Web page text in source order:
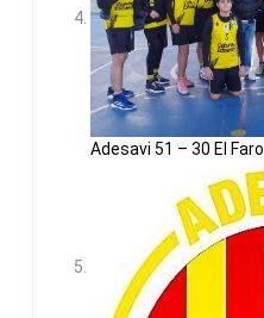
Adesavi 51 – 30 El Faro